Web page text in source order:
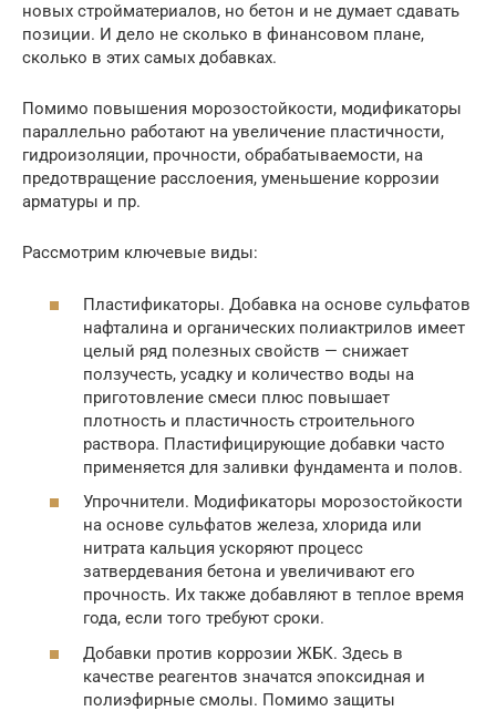
новых стройматериалов, но бетон и не думает сдавать
позиции. И дело не сколько в финансовом плане,
сколько в этих самых добавках.
Помимо повышения морозостойкости, модификаторы
параллельно работают на увеличение пластичности,
гидроизоляции, прочности, обрабатываемости, на
предотвращение расслоения, уменьшение коррозии
арматуры и пр.
Рассмотрим ключевые виды:
Пластификаторы. Добавка на основе сульфатов
нафталина и органических полиактрилов имеет
целый ряд полезных свойств — снижает
ползучесть, усадку и количество воды на
приготовление смеси плюс повышает
плотность и пластичность строительного
раствора. Пластифицирующие добавки часто
применяется для заливки фундамента и полов.
Упрочнители. Модификаторы морозостойкости
на основе сульфатов железа, хлорида или
нитрата кальция ускоряют процесс
затвердевания бетона и увеличивают его
прочность. Их также добавляют в теплое время
года, если того требуют сроки.
Добавки против коррозии ЖБК. Здесь в
качестве реагентов значатся эпоксидная и
полиэфирные смолы. Помимо защиты